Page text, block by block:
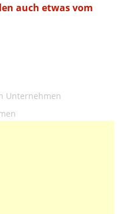
auch etwas vom
Unternehmen